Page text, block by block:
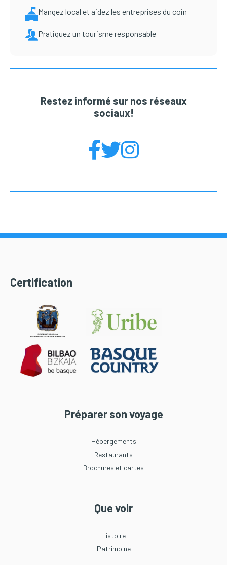
Mangez local et aidez les entreprises du coin
Pratiquez un tourisme responsable
Restez informé sur nos réseaux
sociaux!
Certification
Préparer son voyage
Hébergements
Restaurants
Brochures et cartes
Que voir
Histoire
Patrimoine